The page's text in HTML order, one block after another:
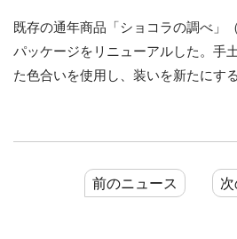
既存の通年商品「ショコラの調べ」
パッケージをリニューアルした。手
た色合いを使用し、装いを新たにする
前のニュース